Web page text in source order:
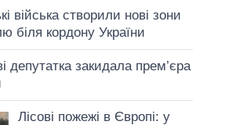
війська створили нові зони
біля кордону України
депутатка закидала прем’єра
Лісові пожежі в Європі: у